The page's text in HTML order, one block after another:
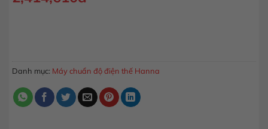
Danh mục: Máy chuẩn độ điện thế Hanna